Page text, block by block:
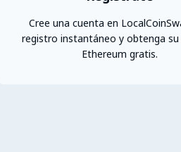
Cree una cuenta en
registro instantáneo y obtenga su
Ethereum gratis.